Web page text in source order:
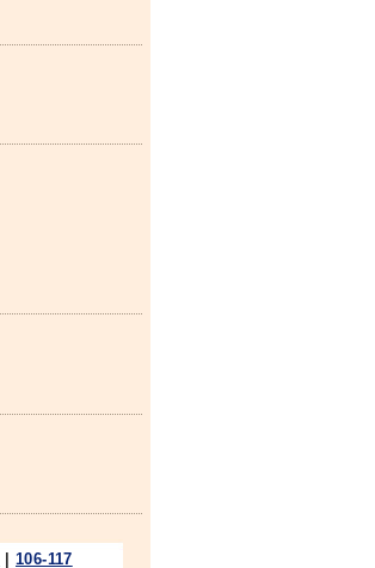
|106-117